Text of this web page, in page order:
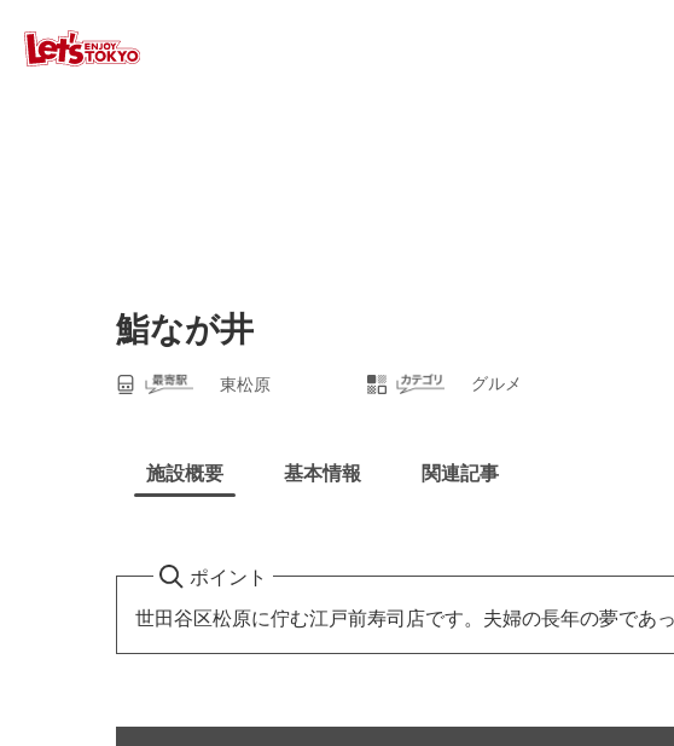
鮨なが井
東松原 グルメ
施設概要 基本情報 関連記事
ポイント
世田谷区松原に佇む江戸前寿司店です。夫婦の長年の夢であ